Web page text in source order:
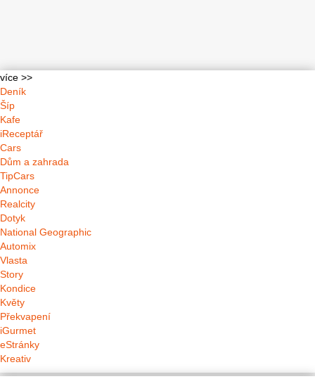
více >>
Deník
Šíp
Kafe
iReceptář
Cars
Dům a zahrada
TipCars
Annonce
Realcity
Dotyk
National Geographic
Automix
Vlasta
Story
Kondice
Květy
Překvapení
iGurmet
eStránky
Kreativ